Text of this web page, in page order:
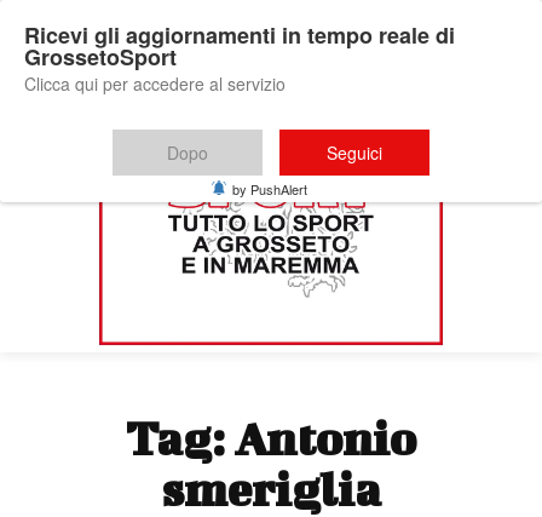
Tag:Antonio
smeriglia
Ricevi gli aggiornamenti in tempo reale di
GrossetoSport
Clicca qui per accedere al servizio
Dopo Seguici
by PushAlert